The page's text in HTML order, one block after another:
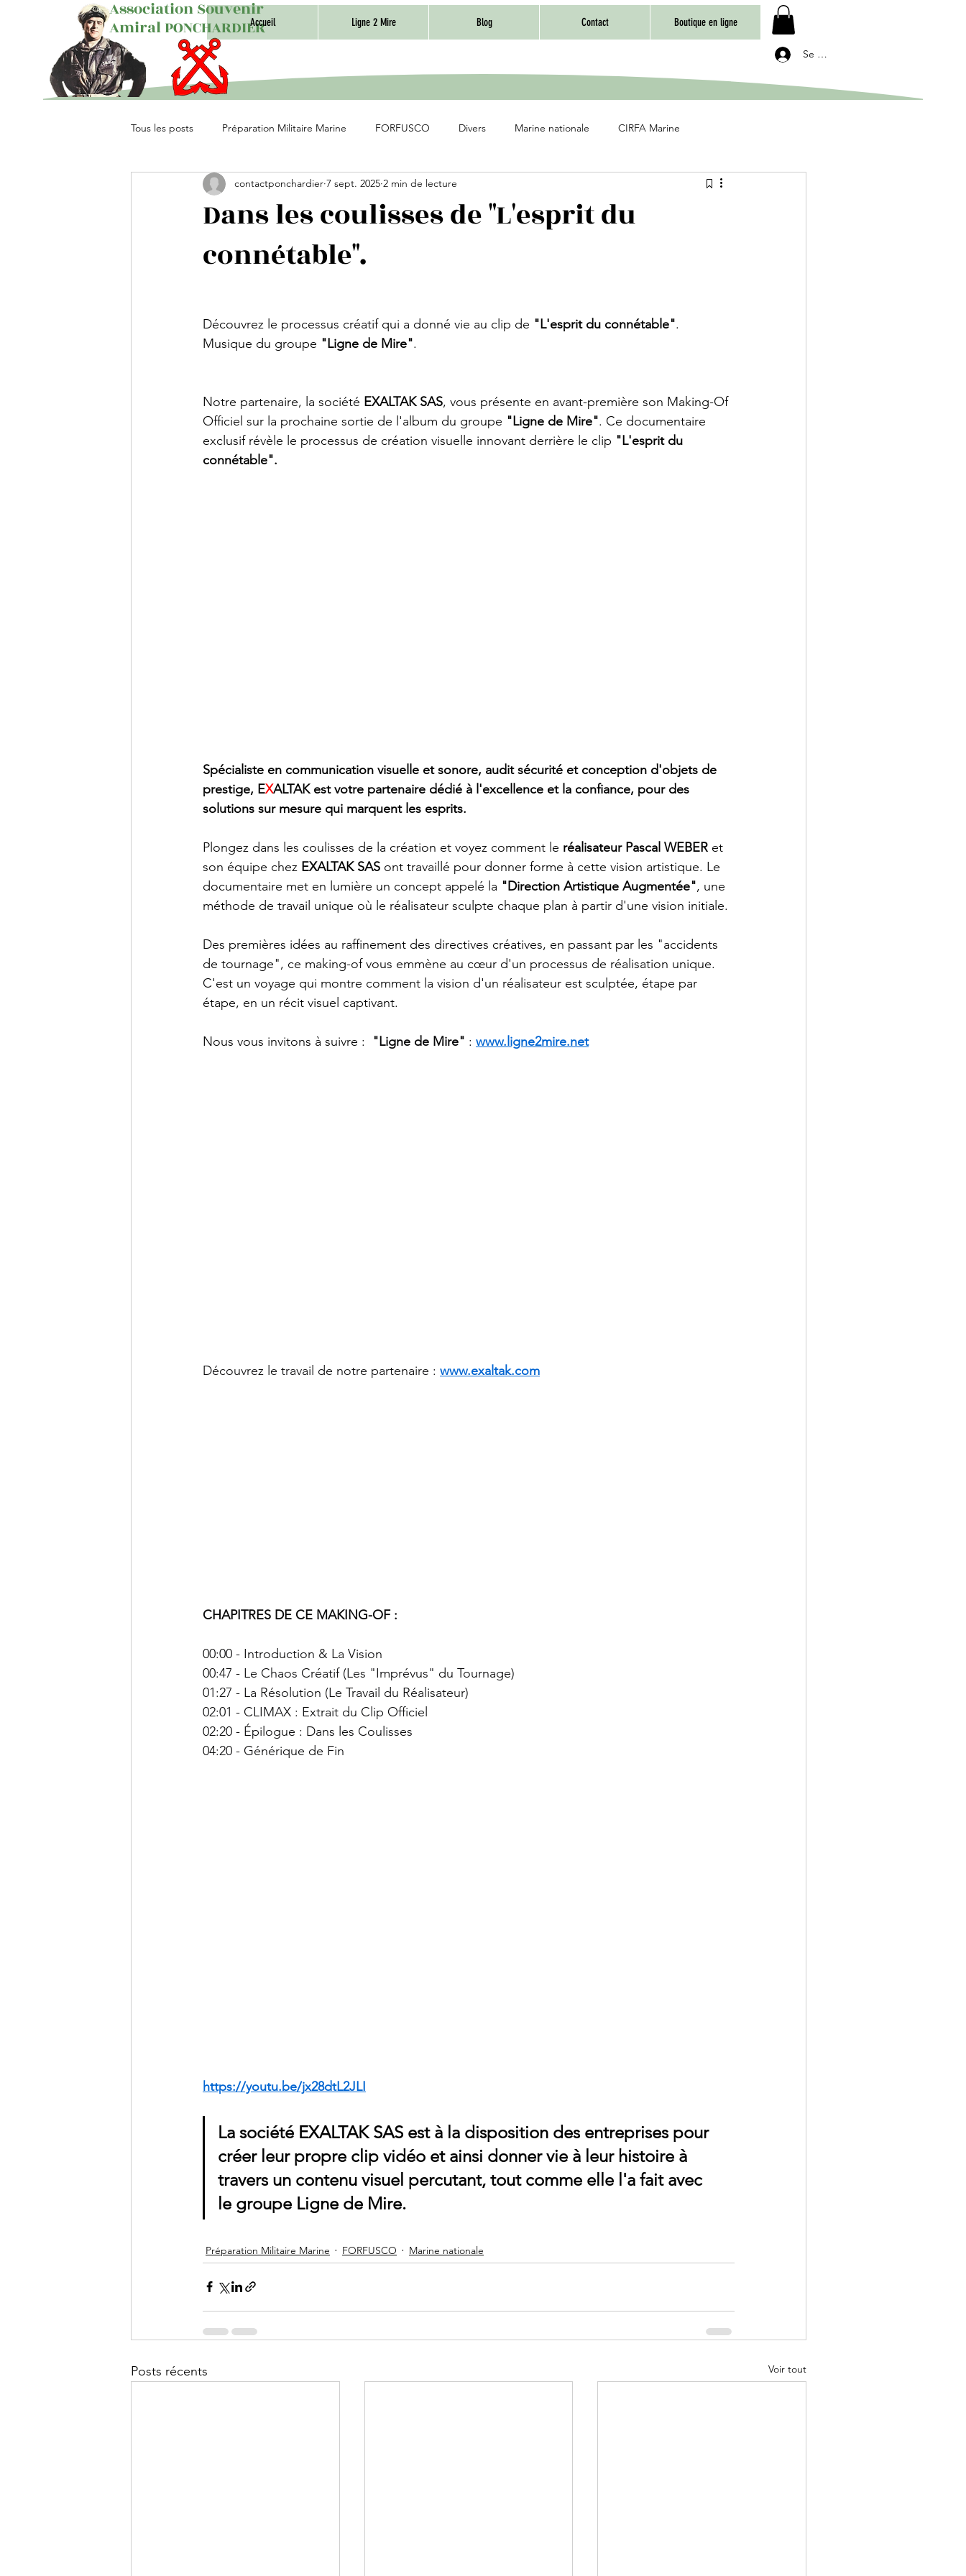
Association Souvenir
Amiral PONCHARDIER
Accueil Ligne 2 Mire Blog Contact Boutique en ligne
Se connecter
Tous les posts Préparation Militaire Marine FORFUSCO Divers Marine nationale CIRFA Marine
Unités Parachutistes
Dans les coulisses de "L'esprit du
connétable".
contactponchardier 7 sept. 2025 2 min de lecture
Découvrez le processus créatif qui a donné vie au clip de "L'esprit du connétable".
Musique du groupe "Ligne de Mire".
Notre partenaire, la société EXALTAK SAS, vous présente en avant-première son Making-Of
Officiel sur la prochaine sortie de l'album du groupe "Ligne de Mire". Ce documentaire
exclusif révèle le processus de création visuelle innovant derrière le clip "L'esprit du
connétable".
Spécialiste en communication visuelle et sonore, audit sécurité et conception d'objets de
prestige, EXALTAK est votre partenaire dédié à l'excellence et la confiance, pour des
solutions sur mesure qui marquent les esprits.
Plongez dans les coulisses de la création et voyez comment le réalisateur Pascal WEBER et
son équipe chez EXALTAK SAS ont travaillé pour donner forme à cette vision artistique. Le
documentaire met en lumière un concept appelé la "Direction Artistique Augmentée", une
méthode de travail unique où le réalisateur sculpte chaque plan à partir d'une vision initiale.
Des premières idées au raffinement des directives créatives, en passant par les "accidents
de tournage", ce making-of vous emmène au cœur d'un processus de réalisation unique.
C'est un voyage qui montre comment la vision d'un réalisateur est sculptée, étape par
étape, en un récit visuel captivant.
Nous vous invitons à suivre : "Ligne de Mire" : www.ligne2mire.net
Découvrez le travail de notre partenaire : www.exaltak.com
CHAPITRES DE CE MAKING-OF :
00:00 - Introduction & La Vision
00:47 - Le Chaos Créatif (Les "Imprévus" du Tournage)
01:27 - La Résolution (Le Travail du Réalisateur)
02:01 - CLIMAX : Extrait du Clip Officiel
02:20 - Épilogue : Dans les Coulisses
04:20 - Générique de Fin
https://youtu.be/jx28dtL2JLI
La société EXALTAK SAS est à la disposition des entreprises pour
créer leur propre clip vidéo et ainsi donner vie à leur histoire à
travers un contenu visuel percutant, tout comme elle l'a fait avec
le groupe Ligne de Mire.
Préparation Militaire Marine FORFUSCO Marine nationale
Posts récents Voir tout